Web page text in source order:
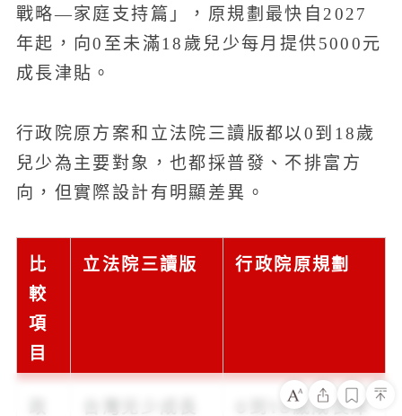
戰略—家庭支持篇」，原規劃最快自2027
年起，向0至未滿18歲兒少每月提供5000元
成長津貼。
行政院原方案和立法院三讀版都以0到18歲
兒少為主要對象，也都採普發、不排富方
向，但實際設計有明顯差異。
比
較
項
目
立法院三讀版 行政院原規劃
0到18歲成長津